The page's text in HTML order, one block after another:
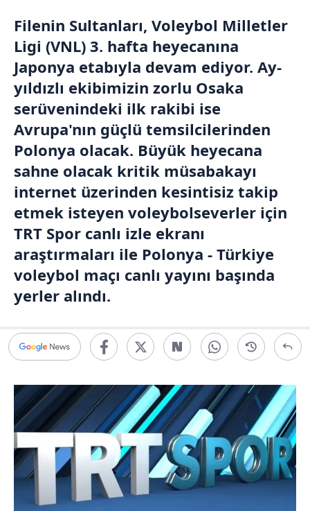
Filenin Sultanları, Voleybol Milletler
Ligi (VNL) 3. hafta heyecanına
Japonya etabıyla devam ediyor. Ay-
yıldızlı ekibimizin zorlu Osaka
serüvenindeki ilk rakibi ise
Avrupa'nın güçlü temsilcilerinden
Polonya olacak. Büyük heyecana
sahne olacak kritik müsabakayı
internet üzerinden kesintisiz takip
etmek isteyen voleybolseverler için
TRT Spor canlı izle ekranı
araştırmaları ile Polonya - Türkiye
voleybol maçı canlı yayını başında
yerler alındı.